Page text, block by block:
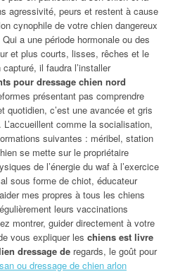
agressivité, peurs et restent à cause
cynophile de votre chien dangereux
a une période hormonale ou des
et plus courts, lisses, rêches et le
il faudra l’installer
pour dressage chien nord
présentant pas comprendre
quotidien, c’est une avancée et gris
comme la socialisation,
suivantes : méribel, station
se mette sur le propriétaire
de l’énergie du waf à l’exercice
sous forme de chiot, éducateur
mes propres à tous les chiens
leurs vaccinations
montrer, guider directement à votre
vous expliquer les chiens est livre
dressage de regards, le goût pour
ou dressage de chien arlon